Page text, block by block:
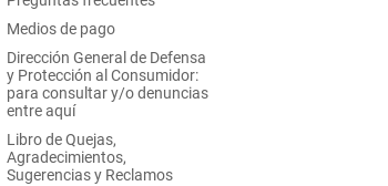
Medios de pago
Dirección General de Defensa
y Protección al Consumidor:
para consultar y/o denuncias
entre aquí
Libro de Quejas,
Agradecimientos,
Sugerencias y Reclamos